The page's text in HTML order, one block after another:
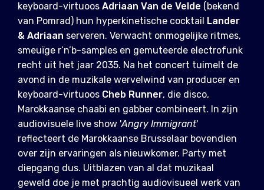
keyboard-virtuoos Adriaan Van de Velde (bekend
van Pomrad) hun hyperkinetische cocktail
Lander
& Adriaan serveren. Verwacht onmogelijke ritmes,
smeuïge r’n’b-samples en gemuteerde electrofunk
recht uit het jaar 2035. Na het concert tuimelt de
avond in de muzikale wervelwind van producer en
keyboard-virtuoos Cheb Runner, die disco,
Marokkaanse chaabi en gabber combineert. In zijn
audiovisuele live show 'Angry Immigrant'
reflecteert de Marokkaanse Brusselaar bovendien
over zijn ervaringen als nieuwkomer. Party met
diepgang dus. Uitblazen van al dat muzikaal
geweld doe je met prachtig audiovisueel werk van